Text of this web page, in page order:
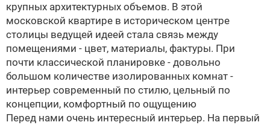
крупных архитектурных объемов. В этой
московской квартире в историческом центре
столицы ведущей идеей стала связь между
помещениями - цвет, материалы, фактуры. При
почти классической планировке - довольно
большом количестве изолированных комнат -
интерьер современный по стилю, цельный по
концепции, комфортный по ощущению
Перед нами очень интересный интерьер. На первый